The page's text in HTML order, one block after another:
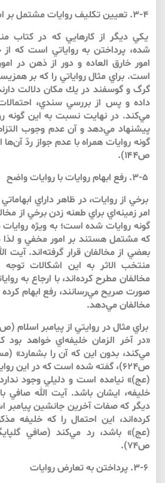
۳-۴. تعيين تكليف روايات مشتمل بر امور خارق العاده
يكي ديگر از كارهايي كه در كتاب
شده، پرداختن به رواياتي است كه از
امور خارق العاده و دور از ذهن در
است. براي مثال رواياتي را كه بر
گرگ و گوسفند در يك مكان دلالت
داده و پس از بررسي سندي،
مي‌‌كند. در نهايت نسبت به اين گونه
پيشنهاد مي‌‌دهد و آن عدم وجوب
ص۱۴۴).
۳-۵. رفع ابهام روايات با روايات واضح
برخي از روايات، در ظاهر داراي
امر زمينه‌‌اي براي طعنه زدن برخي از
گونه روايات شده است؛ به ويژه
كه مشتمل هستند بر امور مخفي و لذا
بعضي از مخالفان قرار گرفته‌اند. آيت
منتخب الاثر به اين اشكالات توجه
مخالفان مطرح كرده‌‌اند، با ارجاع به
صورت صريح مي‌‌رسانند، رفع ابهام
مخالفان مي‌‌دهد.
براي مثال در روايتي از پيامبر اسلام
«در آخر الزمان خليفه‌‌اي خواهد بود
ص۶۲۴)، گفته شده است كه در اين
(عج)» نيامده است و دليلي وجود
خليفه، ايشان باشد. آيت الله صافي
ديگر كه صفات آخرين جانشين پيامبر
كرده‌‌اند، اين احتمال را كه خليفه
ص۷۴).
۳-۶. پرداختن به تعارض روايات